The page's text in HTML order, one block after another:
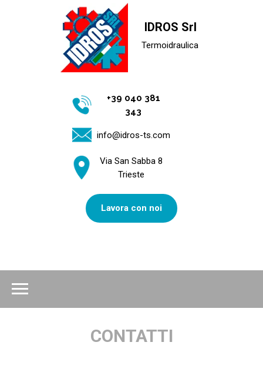
Via San Sabba 8
Trieste
+39 040 381
343
Termoidraulica
IDROS Srl
Lavora con noi
info@idros-ts.com
CONTATTI